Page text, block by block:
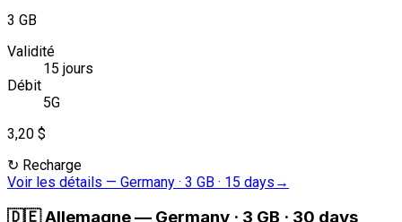
3 GB
Validité
15 jours
Débit
5G
3,20 $
↻ Recharge
Voir les détails — Germany · 3 GB · 15 days →
🇩🇪Allemagne— Germany · 3 GB · 30 days